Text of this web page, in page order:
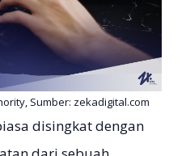
Sumber: zekadigital.com
disingkat dengan